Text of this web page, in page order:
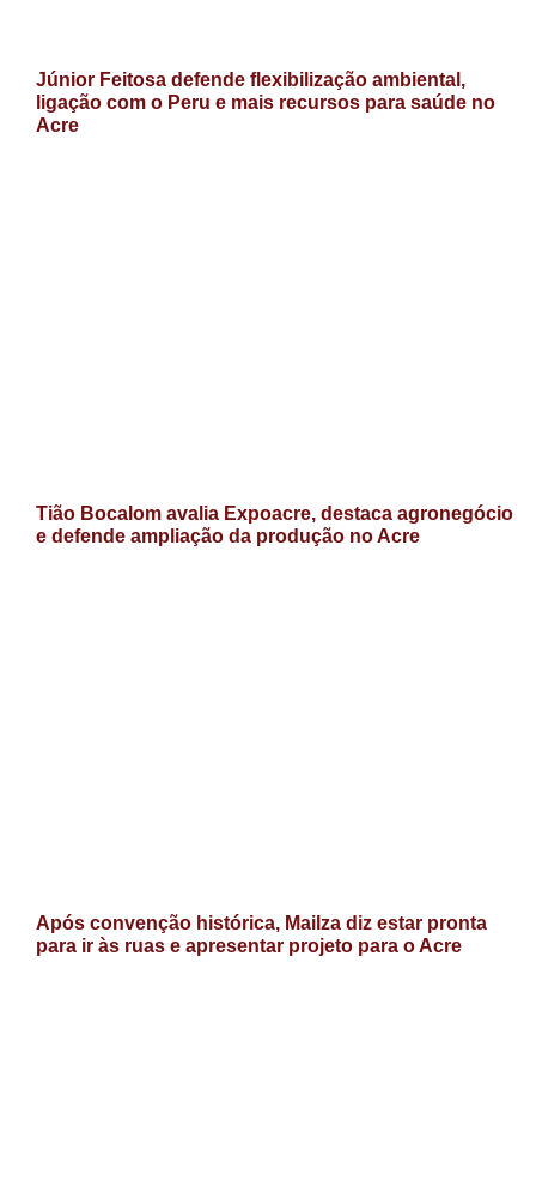
Júnior Feitosa defende flexibilização ambiental,
ligação com o Peru e mais recursos para saúde no
Acre
Tião Bocalom avalia Expoacre, destaca agronegócio
e defende ampliação da produção no Acre
Após convenção histórica, Mailza diz estar pronta
para ir às ruas e apresentar projeto para o Acre